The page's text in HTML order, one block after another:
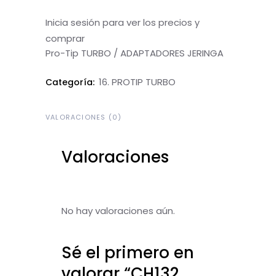
Inicia sesión para ver los precios y
comprar
Pro-Tip TURBO / ADAPTADORES JERINGA
Categoría: 16. PROTIP TURBO
VALORACIONES (0)
Valoraciones
No hay valoraciones aún.
Sé el primero en